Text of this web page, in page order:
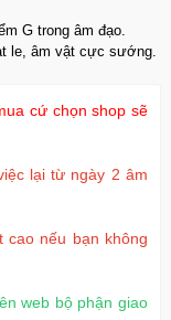
G trong âm đạo.
le, âm vật cực sướng.
cứ chọn shop sẽ
lại từ ngày 2 âm
nếu bạn không
web bộ phận giao